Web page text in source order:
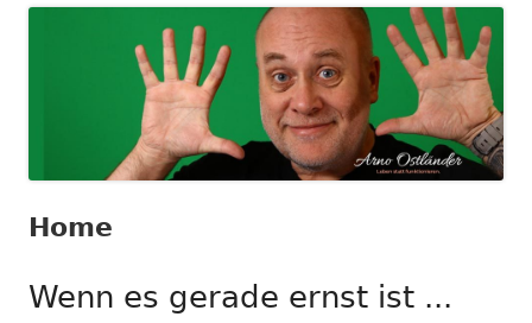
Home
Wenn es gerade ernst ist ...